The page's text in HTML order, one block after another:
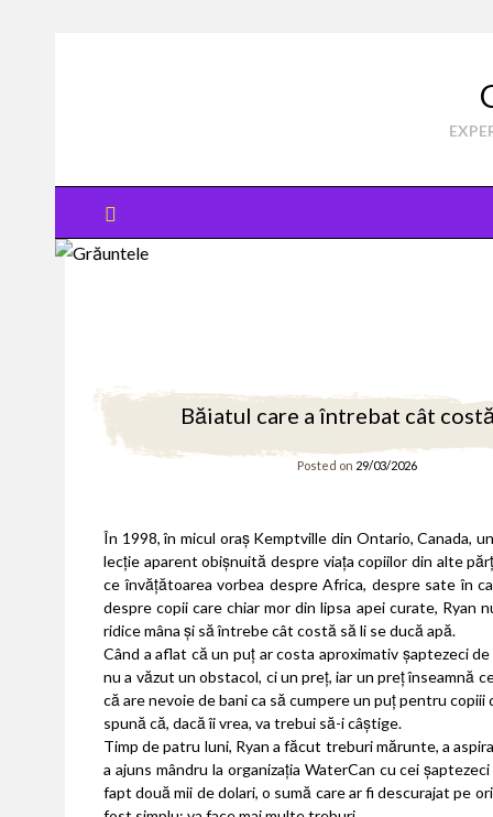
Băiatul care a întrebat cât
Posted on 29/03/2026
În 1998, în micul oraș Kemptville din Ontario, Canada,
lecție aparent obișnuită despre viața copiilor din alte
ce învățătoarea vorbea despre Africa, despre sate în
despre copii care chiar mor din lipsa apei curate, Ryan
ridice mâna și să întrebe cât costă să li se ducă apă.
Când a aflat că un puț ar costa aproximativ șaptezeci
nu a văzut un obstacol, ci un preț, iar un preț înseamnă
că are nevoie de bani ca să cumpere un puț pentru copiii
spună că, dacă îi vrea, va trebui să-i câștige.
Timp de patru luni, Ryan a făcut treburi mărunte, a
a ajuns mândru la organizația WaterCan cu cei
fapt două mii de dolari, o sumă care ar fi descurajat pe